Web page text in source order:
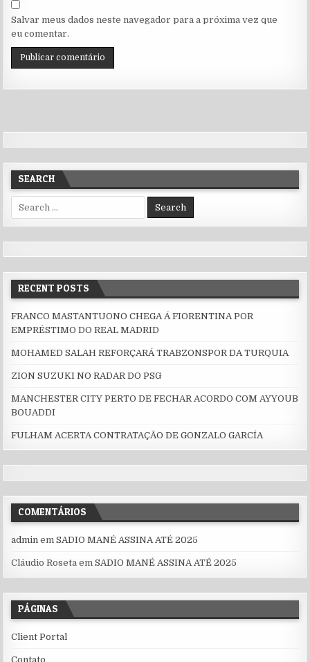
Salvar meus dados neste navegador para a próxima vez que
eu comentar.
SEARCH
Search for:
RECENT POSTS
FRANCO MASTANTUONO CHEGA Á FIORENTINA POR
EMPRÉSTIMO DO REAL MADRID
MOHAMED SALAH REFORÇARÁ TRABZONSPOR DA TURQUIA
ZION SUZUKI NO RADAR DO PSG
MANCHESTER CITY PERTO DE FECHAR ACORDO COM AYYOUB
BOUADDI
FULHAM ACERTA CONTRATAÇÃO DE GONZALO GARCÍA
COMENTÁRIOS
admin emSADIO MANÉ ASSINA ATÉ 2025
Cláudio Roseta emSADIO MANÉ ASSINA ATÉ 2025
PÁGINAS
Client Portal
Contato